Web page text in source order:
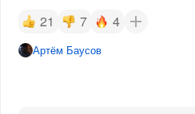
21 7 4
Артём Баусов